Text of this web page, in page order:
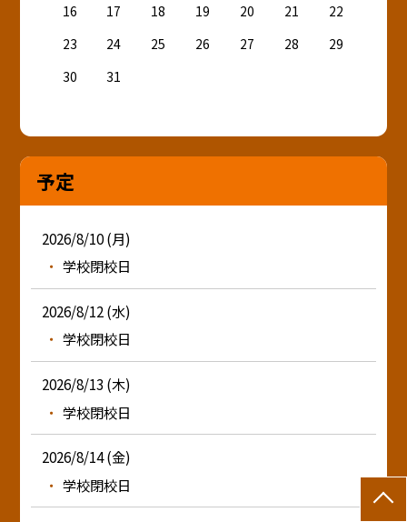
16
17 18 19 20 21
22
23
24 25 26 27 28
29
30
31
予定
2026/8/10 (月)
学校閉校日
2026/8/12 (水)
学校閉校日
2026/8/13 (木)
学校閉校日
2026/8/14 (金)
学校閉校日